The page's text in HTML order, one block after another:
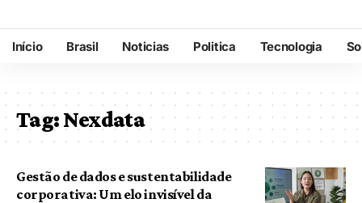
Início Brasil Noticias Politica Tecnologia
Tag:Nexdata
Gestão de dados e sustentabilidade
corporativa: Um elo invisível da